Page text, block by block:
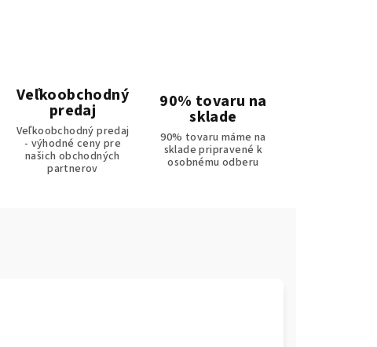
Veľkoobchodný
predaj
Veľkoobchodný predaj
- výhodné ceny pre
našich obchodných
partnerov
90% tovaru na
sklade
90% tovaru máme na
sklade pripravené k
osobnému odberu